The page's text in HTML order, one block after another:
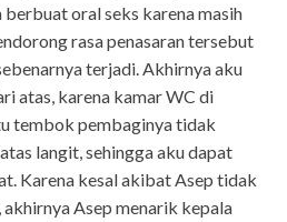
oral seks karena masih
rasa penasaran tersebut
terjadi. Akhirnya aku
atas, karena kamar WC di
tembok pembaginya tidak
langit, sehingga aku dapat
Karena kesal akibat Asep tidak
Asep menarik kepala